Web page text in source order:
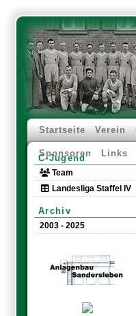
Startseite Verein
Sponsoren Links
C-Jugend
Team
Landesliga Staffel IV
Archiv
2003 - 2025